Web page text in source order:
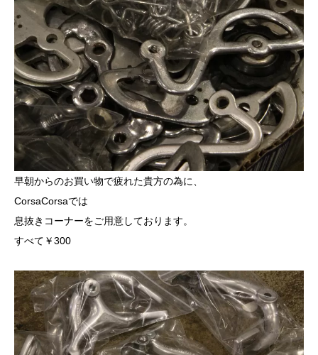
早朝からのお買い物で疲れた貴方の為に、
CorsaCorsaでは
息抜きコーナーをご用意しております。
すべて￥300